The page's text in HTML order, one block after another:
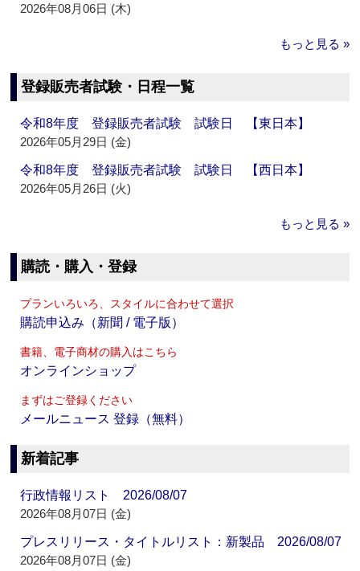
2026年08月06日 (木)
もっと見る »
登録販売者試験・日程一覧
令和8年度 登録販売者試験 試験日 【東日本】
2026年05月29日 (金)
令和8年度 登録販売者試験 試験日 【西日本】
2026年05月26日 (火)
もっと見る »
購読・購入・登録
プランいろいろ、スタイルに合わせて選択
購読申込み（新聞 / 電子版）
書籍、電子商材の購入はこちら
オンラインショップ
まずはご登録ください
メールニュース 登録（無料）
新着記事
行政情報リスト 2026/08/07
2026年08月07日 (金)
プレスリリース・タイトルリスト：新製品 2026/08/07
2026年08月07日 (金)